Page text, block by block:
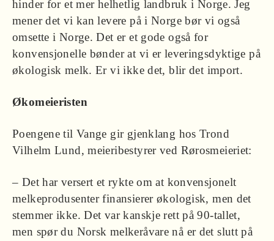
hinder for et mer helhetlig landbruk i Norge. Jeg
mener det vi kan levere på i Norge bør vi også
omsette i Norge. Det er et gode også for
konvensjonelle bønder at vi er leveringsdyktige på
økologisk melk. Er vi ikke det, blir det import.
Økomeieristen
Poengene til Vange gir gjenklang hos Trond
Vilhelm Lund, meieribestyrer ved Rørosmeieriet:
– Det har versert et rykte om at konvensjonelt
melkeprodusenter finansierer økologisk, men det
stemmer ikke. Det var kanskje rett på 90-tallet,
men spør du Norsk melkeråvare nå er det slutt på